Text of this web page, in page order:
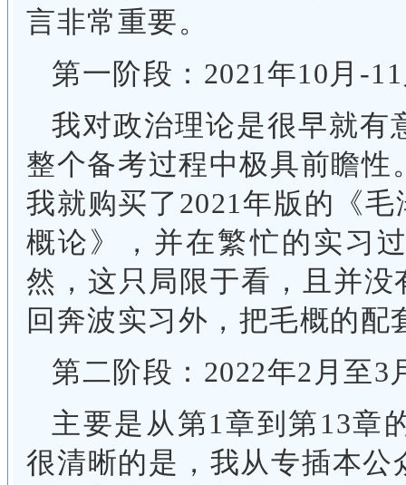
言非常重要。
第一阶段：2021年10月-
我对政治理论是很早就有
整个备考过程中极具前瞻性
我就购买了2021年版的《
概论》，并在繁忙的实习
然，这只局限于看，且并
回奔波实习外，把毛概的配
第二阶段：2022年2月至3
主要是从第1章到第13章
很清晰的是，我从专插本公